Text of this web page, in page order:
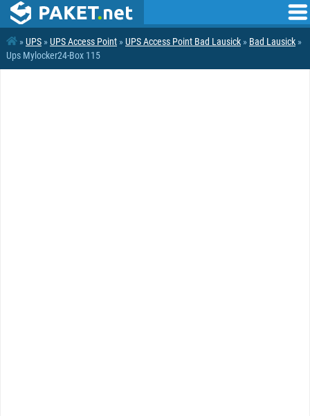
»UPS »UPS Access Point »UPS Access Point Bad Lausick » Bad Lausick »
Ups Mylocker24-Box 115